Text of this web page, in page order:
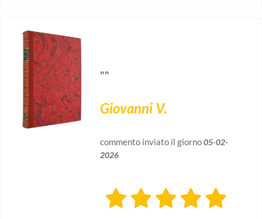
""
Giovanni V.
commento inviato il giorno05-02-
2026